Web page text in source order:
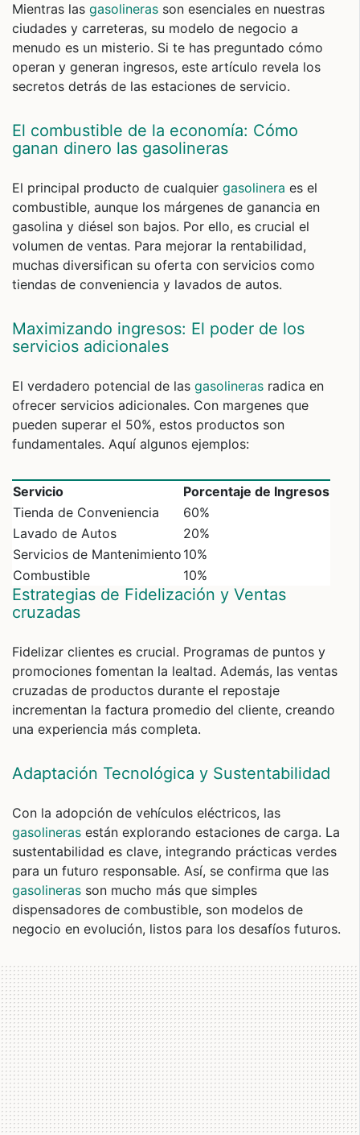
Mientras las gasolineras son esenciales en nuestras
ciudades y carreteras, su modelo de negocio a
menudo es un misterio. Si te has preguntado cómo
operan y generan ingresos, este artículo revela los
secretos detrás de las estaciones de servicio.
El combustible de la economía: Cómo
ganan dinero las gasolineras
El principal producto de cualquier gasolinera es el
combustible, aunque los márgenes de ganancia en
gasolina y diésel son bajos. Por ello, es crucial el
volumen de ventas. Para mejorar la rentabilidad,
muchas diversifican su oferta con servicios como
tiendas de conveniencia y lavados de autos.
Maximizando ingresos: El poder de los
servicios adicionales
El verdadero potencial de las gasolineras radica en
ofrecer servicios adicionales. Con margenes que
pueden superar el 50%, estos productos son
fundamentales. Aquí algunos ejemplos:
Servicio
Porcentaje de Ingresos
Tienda de Conveniencia
60%
Lavado de Autos
20%
Servicios de Mantenimiento 10%
Combustible
10%
Estrategias de Fidelización y Ventas
cruzadas
Fidelizar clientes es crucial. Programas de puntos y
promociones fomentan la lealtad. Además, las ventas
cruzadas de productos durante el repostaje
incrementan la factura promedio del cliente, creando
una experiencia más completa.
Adaptación Tecnológica y Sustentabilidad
Con la adopción de vehículos eléctricos, las
gasolineras están explorando estaciones de carga. La
sustentabilidad es clave, integrando prácticas verdes
para un futuro responsable. Así, se confirma que las
gasolineras son mucho más que simples
dispensadores de combustible, son modelos de
negocio en evolución, listos para los desafíos futuros.